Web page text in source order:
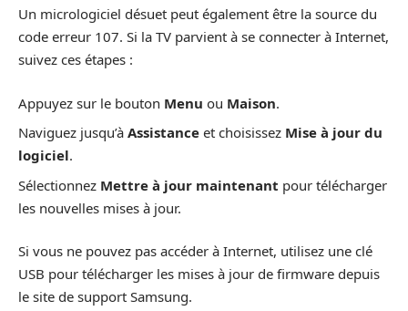
Un micrologiciel désuet peut également être la source du
code erreur 107. Si la TV parvient à se connecter à Internet,
suivez ces étapes :
Appuyez sur le bouton Menu ou Maison.
Naviguez jusqu’à Assistance et choisissez Mise à jour du
logiciel.
Sélectionnez Mettre à jour maintenant pour télécharger
les nouvelles mises à jour.
Si vous ne pouvez pas accéder à Internet, utilisez une clé
USB pour télécharger les mises à jour de firmware depuis
le site de support Samsung.